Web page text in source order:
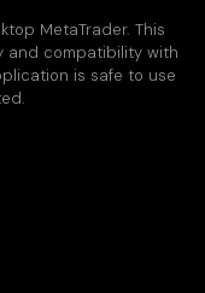
MetaTrader. This
and compatibility with
is safe to use